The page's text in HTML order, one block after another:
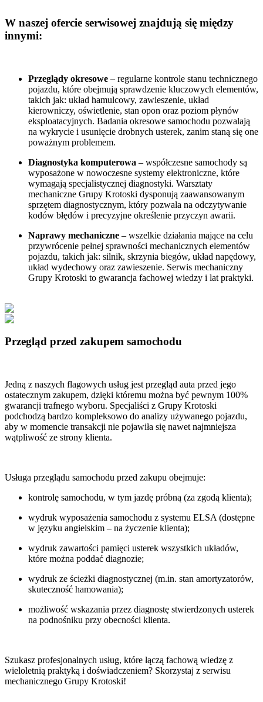
W naszej ofercie serwisowej znajdują się między
innymi:
Przeglądy okresowe – regularne kontrole stanu technicznego
pojazdu, które obejmują sprawdzenie kluczowych elementów,
takich jak: układ hamulcowy, zawieszenie, układ
kierowniczy, oświetlenie, stan opon oraz poziom płynów
eksploatacyjnych. Badania okresowe samochodu pozwalają
na wykrycie i usunięcie drobnych usterek, zanim staną się one
poważnym problemem.
Diagnostyka komputerowa – współczesne samochody są
wyposażone w nowoczesne systemy elektroniczne, które
wymagają specjalistycznej diagnostyki. Warsztaty
mechaniczne Grupy Krotoski dysponują zaawansowanym
sprzętem diagnostycznym, który pozwala na odczytywanie
kodów błędów i precyzyjne określenie przyczyn awarii.
Naprawy mechaniczne – wszelkie działania mające na celu
przywrócenie pełnej sprawności mechanicznych elementów
pojazdu, takich jak: silnik, skrzynia biegów, układ napędowy,
układ wydechowy oraz zawieszenie. Serwis mechaniczny
Grupy Krotoski to gwarancja fachowej wiedzy i lat praktyki.
Przegląd przed zakupem samochodu
Jedną z naszych flagowych usług jest przegląd auta przed jego
ostatecznym zakupem, dzięki któremu można być pewnym 100%
gwarancji trafnego wyboru. Specjaliści z Grupy Krotoski
podchodzą bardzo kompleksowo do analizy używanego pojazdu,
aby w momencie transakcji nie pojawiła się nawet najmniejsza
wątpliwość ze strony klienta.
Usługa przeglądu samochodu przed zakupu obejmuje:
kontrolę samochodu, w tym jazdę próbną (za zgodą klienta);
wydruk wyposażenia samochodu z systemu ELSA (dostępne
w języku angielskim – na życzenie klienta);
wydruk zawartości pamięci usterek wszystkich układów,
które można poddać diagnozie;
wydruk ze ścieżki diagnostycznej (m.in. stan amortyzatorów,
skuteczność hamowania);
możliwość wskazania przez diagnostę stwierdzonych usterek
na podnośniku przy obecności klienta.
Szukasz profesjonalnych usług, które łączą fachową wiedzę z
wieloletnią praktyką i doświadczeniem? Skorzystaj z serwisu
mechanicznego Grupy Krotoski!